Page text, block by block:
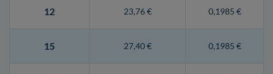
12 23,76 € 0,1985 €
15 27,40 € 0,1985 €